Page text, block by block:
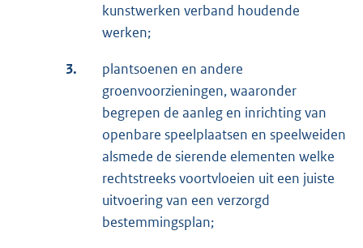
kunstwerken verband houdende
werken;
3.
plantsoenen en andere
groenvoorzieningen, waaronder
begrepen de aanleg en inrichting van
openbare speelplaatsen en speelweiden
alsmede de sierende elementen welke
rechtstreeks voortvloeien uit een juiste
uitvoering van een verzorgd
bestemmingsplan;